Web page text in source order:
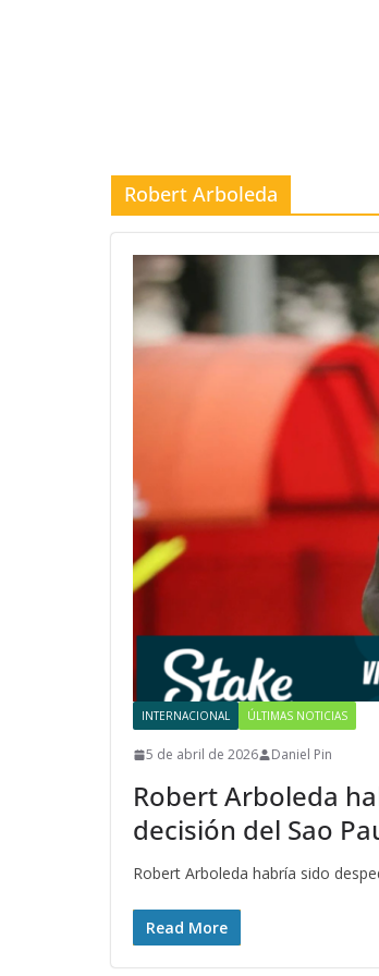
Robert Arboleda
INTERNACIONAL ÚLTIMAS NOTICIAS
5 de abril de 2026 Daniel Pin
Robert Arboleda
decisión del Sao
Robert Arboleda habría sido
Read More